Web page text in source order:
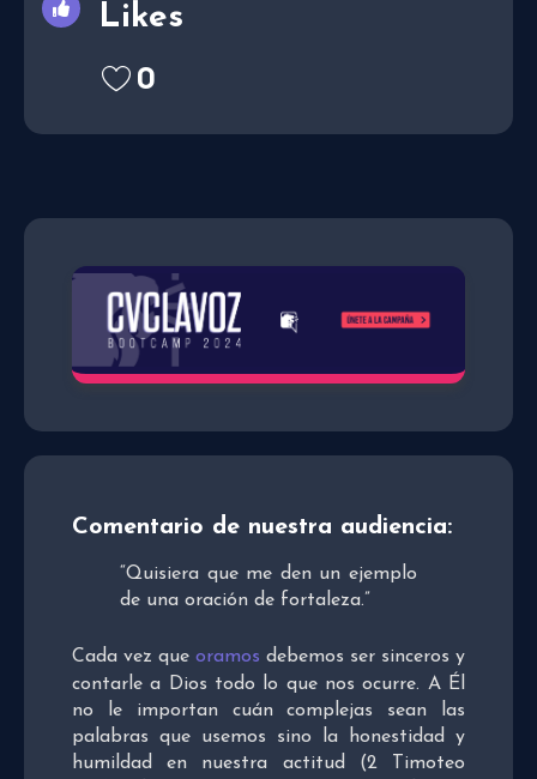
Comentario de nuestra audiencia:
“Quisiera que me den un ejemplo
de una oración de fortaleza.”
Cada vez que oramos debemos ser sinceros y
contarle a Dios todo lo que nos ocurre. A Él
no le importan cuán complejas sean las
palabras que usemos sino la honestidad y
humildad en nuestra actitud (2 Timoteo
Likes
0